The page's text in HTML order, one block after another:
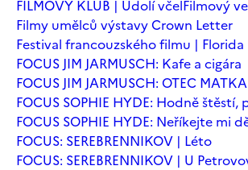
FILMOVÝ KLUB | Údolí včelFilmový
Filmy umělců výstavy Crown Letter
Festival francouzského filmu | Florida
FOCUS JIM JARMUSCH: Kafe a cigára
FOCUS JIM JARMUSCH: OTEC
FOCUS SOPHIE HYDE: Hodně štěstí,
FOCUS SOPHIE HYDE: Neříkejte mi
FOCUS: SEREBRENNIKOV | Léto
FOCUS: SEREBRENNIKOV | U